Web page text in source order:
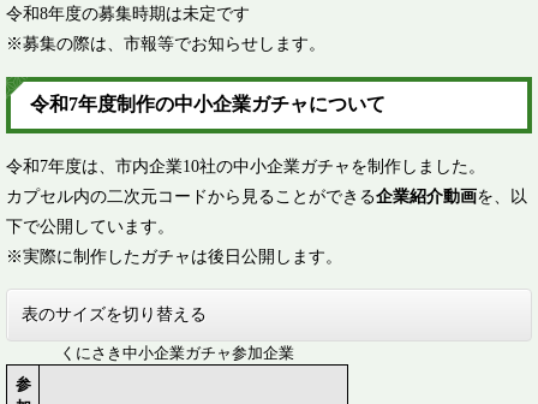
令和8年度の募集時期は未定です
※募集の際は、市報等でお知らせします。​
令和7年度制作の中小企業ガチャについて
令和7年度は、市内企業10社の中小企業ガチャを制作しました。
カプセル内の二次元コードから見ることができる企業紹介動画を、以
下で公開しています。
※実際に制作したガチャは後日公開します。
表のサイズを切り替える
くにさき中小企業ガチャ参加企業
参